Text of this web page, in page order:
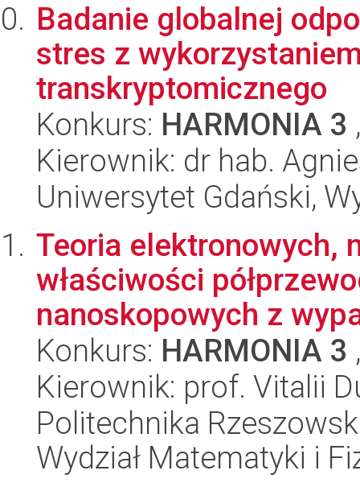
Badanie globalnej
stres z
transkryptomicznego
Konkurs: HARMONIA 3
Kierownik: dr hab.
Uniwersytet Gdański,
Teoria elektronowych,
właściwości
nanoskopowych z
Konkurs: HARMONIA 3
Kierownik: prof. Vitalii
Politechnika
Wydział Matematyki i